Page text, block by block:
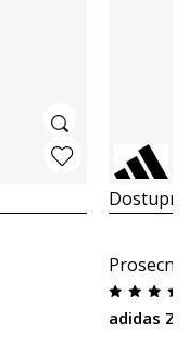
adidas